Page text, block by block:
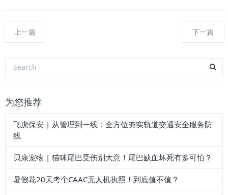
上一篇 下一篇
为您推荐
飞虎保安 | 从管理到一线：全方位夯实轨道交通安全服务防
线
贝康宠物 | 猫咪尾巴受伤别大意！尾巴缺血坏死有多可怕？
暑假花20天考个CAAC无人机执照！到底值不值？